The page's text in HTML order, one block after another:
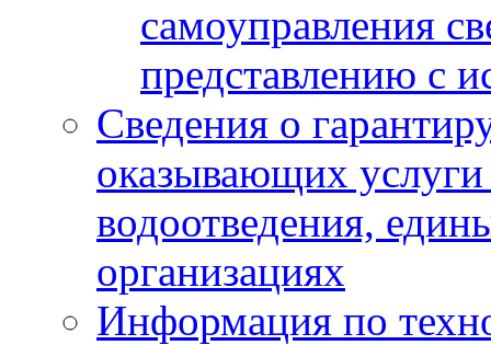
самоуправления
представлению с
Сведения о
оказывающих
водоотведения,
организациях
Информация по